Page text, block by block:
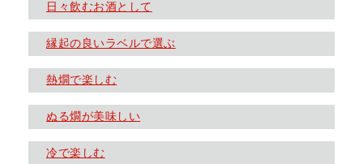
日々飲むお酒として
縁起の良いラベルで選ぶ
熱燗で楽しむ
ぬる燗が美味しい
冷で楽しむ